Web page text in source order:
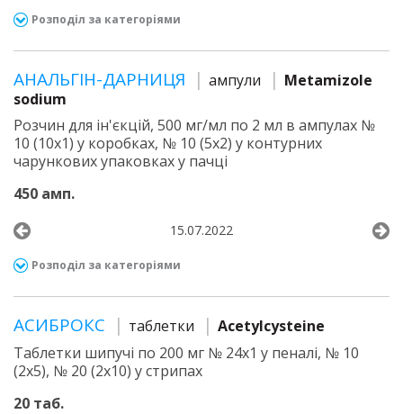
Розподіл за категоріями
АНАЛЬГІН-ДАРНИЦЯ ампули
Metamizole
sodium
Розчин для ін'єкцій, 500 мг/мл по 2 мл в ампулах №
10 (10х1) у коробках, № 10 (5х2) у контурних
чарункових упаковках у пачці
450 амп.
15.07.2022
Розподіл за категоріями
АСИБРОКС таблетки
Acetylcysteine
Таблетки шипучі по 200 мг № 24х1 у пеналі, № 10
(2х5), № 20 (2х10) у стрипах
20 таб.